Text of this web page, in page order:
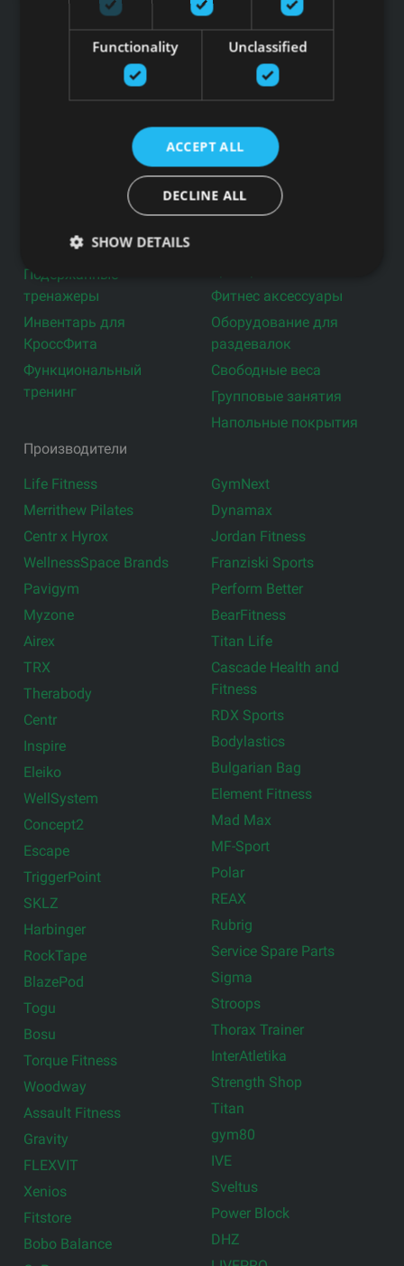
Производители
Политика конфиденциальности
Профессиональные
Оборудование для
Тренажеры для дома
Подержанные
тренажеры
Инвентарь для
КроссФита
Функциональный
тренинг
Физиотерапия и
реабилитация
Инвентарь для
баскетбола
Фитнес аксессуары
Оборудование для
раздевалок
Свободные веса
Групповые занятия
Напольные покрытия
Производители
Life Fitness
Merrithew Pilates
Centr x Hyrox
WellnessSpace Brands
Pavigym
Myzone
Airex
TRX
Therabody
Centr
Inspire
Eleiko
WellSystem
Concept2
Escape
TriggerPoint
SKLZ
Harbinger
RockTape
BlazePod
Togu
Bosu
Torque Fitness
Woodway
Assault Fitness
Gravity
FLEXVIT
Xenios
Fitstore
Bobo Balance
GymNext
Dynamax
Jordan Fitness
Franziski Sports
Perform Better
BearFitness
Titan Life
Cascade Health and
Fitness
RDX Sports
Bodylastics
Bulgarian Bag
Element Fitness
Mad Max
MF-Sport
Polar
REAX
Rubrig
Service Spare Parts
Sigma
Stroops
Thorax Trainer
InterAtletika
Strength Shop
Titan
gym80
IVE
Sveltus
Power Block
DHZ
Functionality Unclassified
ACCEPT ALL
DECLINE ALL
SHOW DETAILS